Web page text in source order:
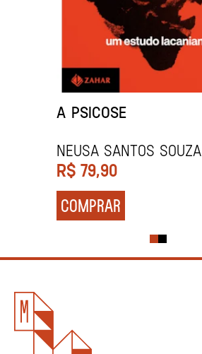
A PSICOSE
Neusa Santos Souza
R$ 79,90
COMPRAR